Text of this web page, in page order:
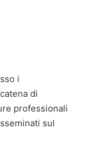
i
di
professionali
sul